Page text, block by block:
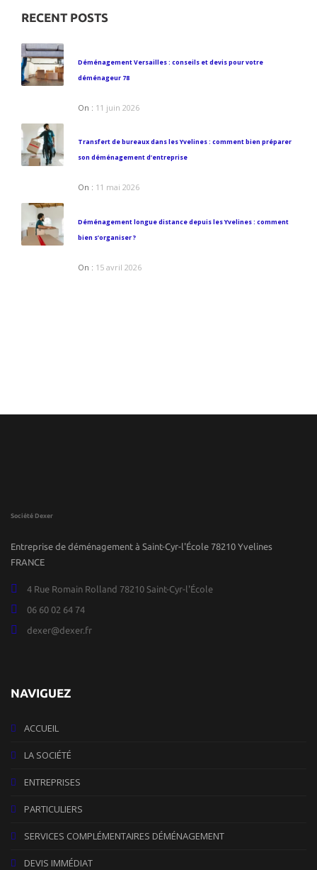
RECENT POSTS
Déménagement Versailles : conseils et devis pour votre
déménageur 78
On : 11 juin 2026
Transfert de bureaux dans les Yvelines : comment bien préparer
son déménagement d’entreprise
On : 11 mai 2026
Déménagement longue distance depuis les Yvelines : comment
bien s’organiser ?
On : 15 avril 2026
Société Dexer
Entreprise de déménagement à Saint-Cyr-l'École 78210 Yvelines
FRANCE
4 Rue Romain Rolland 78210 Saint-Cyr-l'École
06 60 02 64 74
dexer@dexer.fr
NAVIGUEZ
ACCUEIL
LA SOCIÉTÉ
ENTREPRISES
PARTICULIERS
SERVICES COMPLÉMENTAIRES DÉMÉNAGEMENT
DEVIS IMMÉDIAT